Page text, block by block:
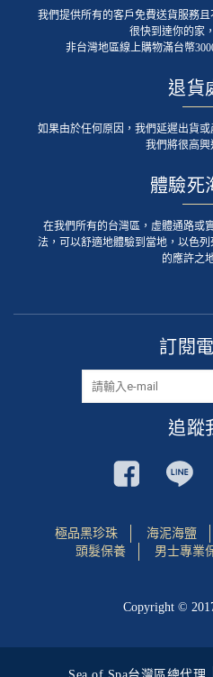
我們提供所有的客戶免費送貨服務
很快到達你的家
非台灣地區線上購物滿台幣
退貨
如果由於任何原因，我們延遲出貨
我們將很高興
體驗死
在我們所有的台灣區，虛體通路或
法，可以舒適地體驗到當地，以色
的應許之
訂閱
追蹤
極品黑珍珠 海泥海鹽
頭髮保養
男士專業
Copyright ©